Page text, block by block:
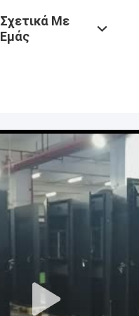
Σχετικά Με
Εμάς